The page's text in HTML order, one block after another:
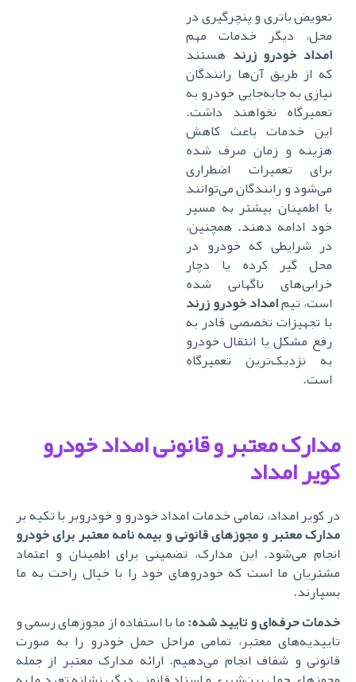
تعویض باتری و پنچرگیری در
محل، دیگر خدمات مهم
امداد خودرو زرندهستند
که از طریق آن‌ها رانندگان
نیازی به جابه‌جایی خودرو به
تعمیرگاه نخواهند داشت.
این خدمات باعث کاهش
هزینه و زمان صرف شده
برای تعمیرات اضطراری
می‌شود و رانندگان می‌توانند
با اطمینان بیشتر به مسیر
خود ادامه دهند. همچنین،
در شرایطی که خودرو در
محل گیر کرده یا دچار
خرابی‌های ناگهانی شده
است، تیمامداد خودرو زرند
با تجهیزات تخصصی قادر به
رفع مشکل یا انتقال خودرو
به نزدیک‌ترین تعمیرگاه
است.
مدارک معتبر و قانونی امداد خودرو
کویر امداد
در کویر امداد، تمامی خدمات امداد خودرو و خودروبر با تکیه بر
مدارک معتبر و مجوزهای قانونی و بیمه نامه معتبر برای خودرو
انجام می‌شود. این مدارک، تضمینی برای اطمینان و اعتماد
مشتریان ما است که خودروهای خود را با خیال راحت به ما
بسپارند.
خدمات حرفه‌ای و تایید شده:ما با استفاده از مجوزهای رسمی و
تاییدیه‌های معتبر، تمامی مراحل حمل خودرو را به صورت
قانونی و شفاف انجام می‌دهیم. ارائه مدارک معتبر از جمله